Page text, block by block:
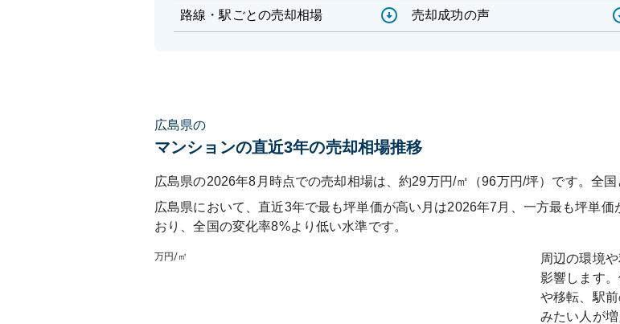
路線・駅ごとの売却相場 売却成功の声
広島県の
マンションの直近3年の売却相場推移
広島県の2026年8月時点での売却相場は、約29万円/㎡（96万円/坪）です。全
広島県において、直近3年で最も坪単価が高い月は2026年7月 、一方最も坪単価
おり
、全国の変化率8%より低い水準です。
万円/㎡
周辺の環境
影響します
や移転、駅
みたい人が